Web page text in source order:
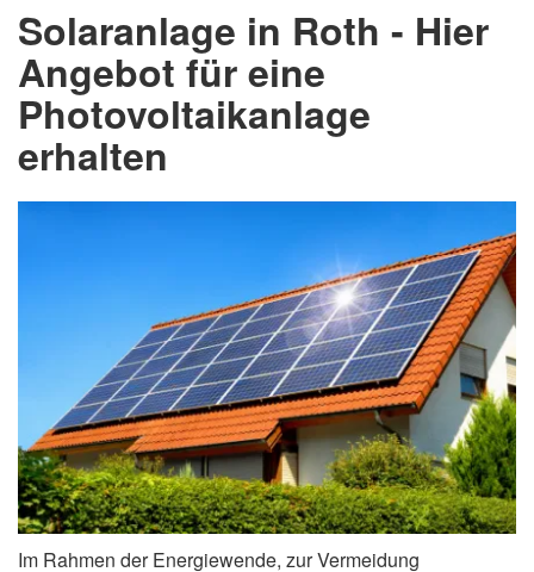
Solaranlage in Roth - Hier
Angebot für eine
Photovoltaikanlage
erhalten
Im Rahmen der Energiewende, zur Vermeidung